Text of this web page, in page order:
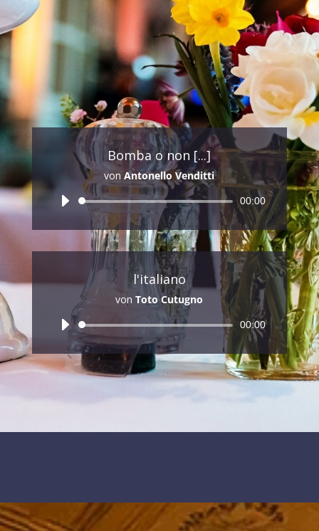
jetzt anfragen
Bomba o non [...]
vonAntonello Venditti
Audio-
Player
00:00
l'italiano
vonToto Cutugno
Audio-
Player
00:00